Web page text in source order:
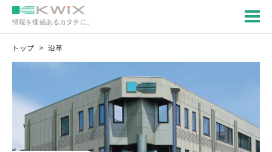
情報を価値あるカタチに。
トップ 沿革